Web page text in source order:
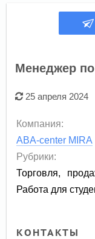
Менеджер по
25 апреля 2024
Компания:
ABA-center MIRA
Рубрики:
Торговля,
Работа для
КОНТАКТЫ